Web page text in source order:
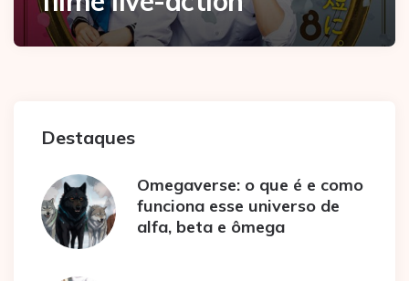
Destaques
Omegaverse: o que é e como
funciona esse universo de
alfa, beta e ômega